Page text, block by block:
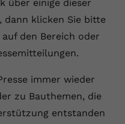
über einige dieser
klicken Sie bitte
den Bereich oder
immer wieder
zu Bauthemen, die
entstanden